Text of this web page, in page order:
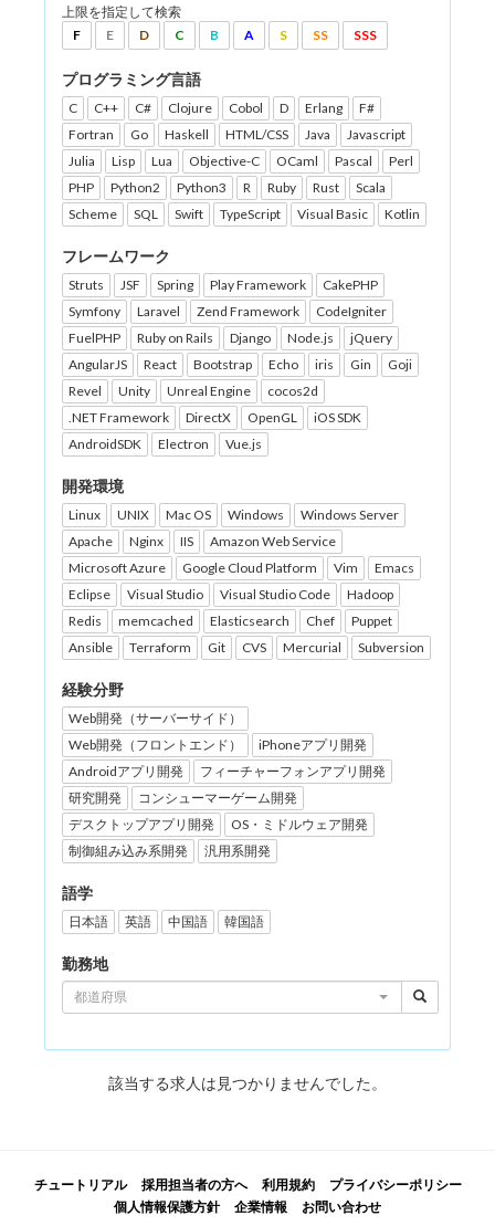
上限を指定して検索
F
E D C B A S SS SSS
プログラミング言語
C C++ C# Clojure Cobol D Erlang
F#
Fortran
Go Haskell HTML/CSS Java
Javascript
Julia
Lisp Lua Objective-C OCaml Pascal
Perl
PHP
Python2 Python3 R Ruby Rust
Scala
Scheme
SQL Swift TypeScript Visual Basic Kotlin
フレームワーク
Struts JSF Spring Play Framework
CakePHP
Symfony
Laravel Zend Framework
CodeIgniter
FuelPHP
Ruby on Rails Django Node.js
jQuery
AngularJS
React Bootstrap Echo iris Gin
Goji
Revel
Unity Unreal Engine
cocos2d
.NET Framework
DirectX OpenGL
iOS SDK
AndroidSDK
Electron Vue.js
開発環境
Linux UNIX Mac OS Windows
Windows Server
Apache
Nginx IIS
Amazon Web Service
Microsoft Azure
Google Cloud Platform Vim
Emacs
Eclipse
Visual Studio Visual Studio Code
Hadoop
Redis
memcached Elasticsearch Chef
Puppet
Ansible
Terraform Git CVS Mercurial Subversion
経験分野
Web開発（サーバーサイド）
Web開発（フロントエンド）
iPhoneアプリ開発
Androidアプリ開発
フィーチャーフォンアプリ開発
研究開発
コンシューマーゲーム開発
デスクトップアプリ開発
OS・ミドルウェア開発
制御組み込み系開発
汎用系開発
語学
日本語 英語 中国語 韓国語
勤務地
都道府県
該当する求人は見つかりませんでした。
チュートリアル 採用担当者の方へ 利用規約
プライバシーポリシー
個人情報保護方針
企業情報 お問い合わせ